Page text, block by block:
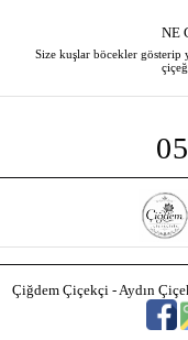
NE
Size kuşlar böcekler gösterip
Çiğdem Çiçekçi - Aydın